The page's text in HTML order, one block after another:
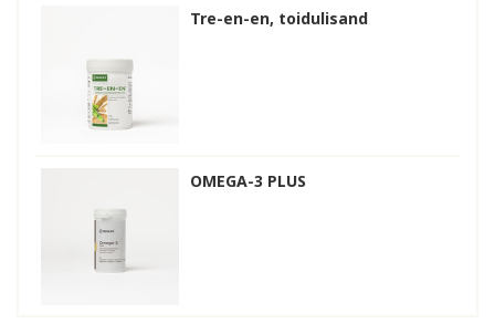
Tre-en-en, toidulisand
OMEGA-3 PLUS